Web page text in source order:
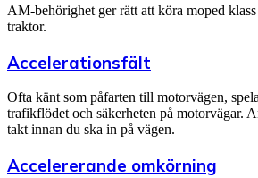
AM-behörighet ger rätt att köra moped
traktor.
Accelerationsfält
Ofta känt som påfarten till motorvägen,
trafikflödet och säkerheten på motorvägar.
takt innan du ska in på vägen.
Accelererande omkörning